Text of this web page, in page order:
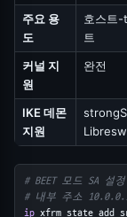
주요 용
도
호스트
트
커널 지
원
완전
IKE 데몬
지원
# BEET 모드 SA 설
# 내부 주소
ip xfrm state add